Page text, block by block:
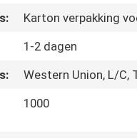
Karton verpakking
1-2 dagen
Western Union, L/C,
1000